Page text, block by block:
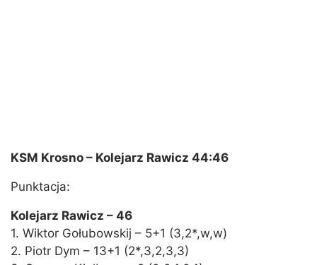
KSM Krosno – Kolejarz Rawicz 44:46
Punktacja:
Kolejarz Rawicz – 46
1. Wiktor Gołubowskij – 5+1 (3,2*,w,w)
2. Piotr Dym – 13+1 (2*,3,2,3,3)